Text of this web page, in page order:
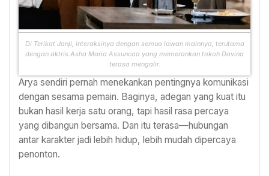
Di Terikat Janji, interaksinya dengan semua lawan mainnya, terutama
dengan aktris Asha Maria Assuncoa yang memerankan tokoh Davina
terasa mengalir.
Arya sendiri pernah menekankan pentingnya komunikasi
dengan sesama pemain. Baginya, adegan yang kuat itu
bukan hasil kerja satu orang, tapi hasil rasa percaya
yang dibangun bersama. Dan itu terasa—hubungan
antar karakter jadi lebih hidup, lebih mudah dipercaya
penonton.